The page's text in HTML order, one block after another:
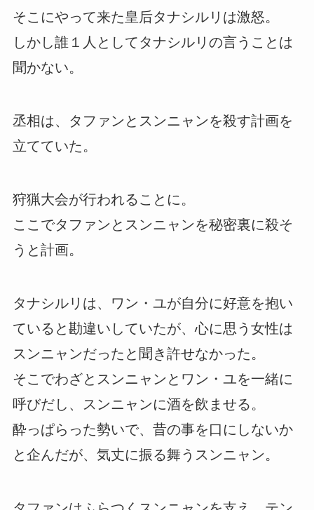
そこにやって来た皇后タナシルリは激怒。
しかし誰１人としてタナシルリの言うことは
聞かない。
丞相は、タファンとスンニャンを殺す計画を
立てていた。
狩猟大会が行われることに。
ここでタファンとスンニャンを秘密裏に殺そ
うと計画。
タナシルリは、ワン・ユが自分に好意を抱い
ていると勘違いしていたが、心に思う女性は
スンニャンだったと聞き許せなかった。
そこでわざとスンニャンとワン・ユを一緒に
呼びだし、スンニャンに酒を飲ませる。
酔っぱらった勢いで、昔の事を口にしないか
と企んだが、気丈に振る舞うスンニャン。